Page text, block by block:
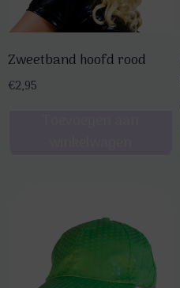
Zweetband hoofd rood
€2,95